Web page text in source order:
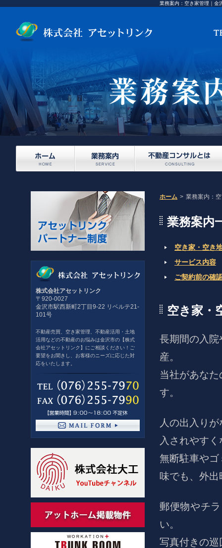
業務案内：空き家管理｜金
ホーム > 業務案内：
業務案内
空き家・空き
サービス内容
ご契約前の確
空き家・
長期間の入
産。
当社があな
す。
人の出入り
入されやす
無断駐車や
味でも、外
郵便物やチ
い。
写真付きの
株式会社アセットリンク
〒920-0027
金沢市駅西新町2丁目9-22 リベルテ21-
101号
不動産売買、空き家管理、不動産活用・土地
活用などの不動産のお悩みは金沢市の【株式
会社アセットリンク】にご相談ください！ご
要望をお聞きし、お客様のニーズに応じた対
応をいたします。